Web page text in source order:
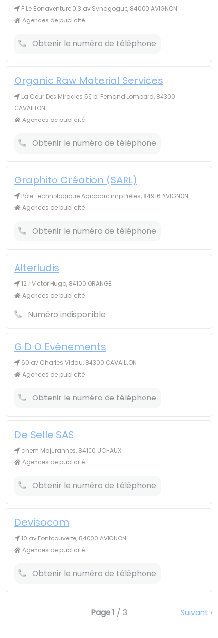
F Le Bonaventure 0 3 av Synagogue, 84000 AVIGNON
Agences de publicité
Obtenir le numéro de téléphone
Organic Raw Material Services
La Cour Des Miracles 59 pl Fernand Lombard, 84300
CAVAILLON
Agences de publicité
Obtenir le numéro de téléphone
Graphito Création (SARL)
Pôle Technologique Agroparc imp Prêles, 84916 AVIGNON
Agences de publicité
Obtenir le numéro de téléphone
Alterludis
12 r Victor Hugo, 84100 ORANGE
Agences de publicité
Numéro indisponible
G D O Evènements
60 av Charles Vidau, 84300 CAVAILLON
Agences de publicité
Obtenir le numéro de téléphone
De Selle SAS
chem Majurannes, 84100 UCHAUX
Agences de publicité
Obtenir le numéro de téléphone
Devisocom
10 av Fontcouverte, 84000 AVIGNON
Agences de publicité
Obtenir le numéro de téléphone
Page1 / 3 Suivant